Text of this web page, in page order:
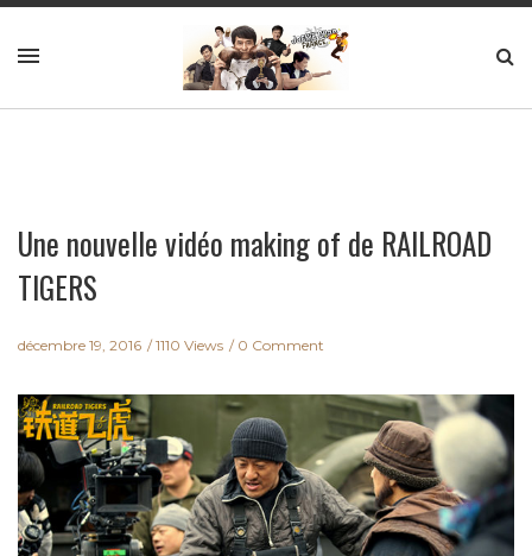
Une nouvelle vidéo making of de RAILROAD
TIGERS
décembre 19, 2016 1110 Views 0 Comment